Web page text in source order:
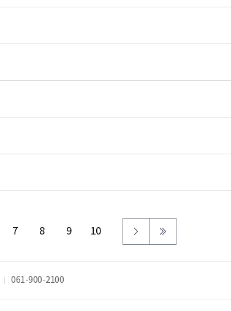
7 8 9 10
061-900-2100